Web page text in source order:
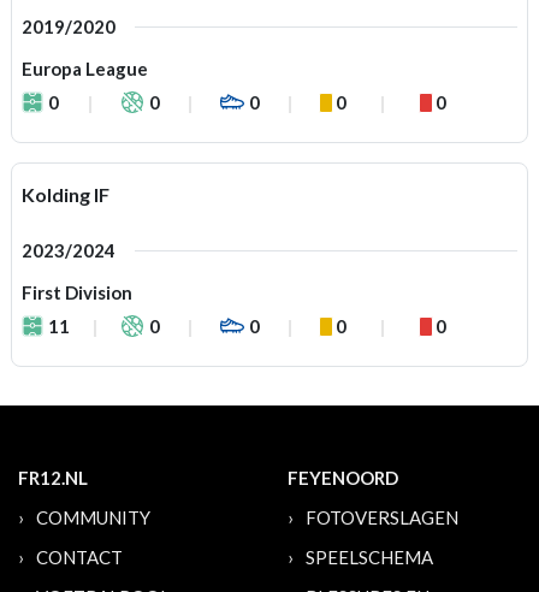
2019/2020
Europa League
0
0 0 0 0
Kolding IF
2023/2024
First Division
11
0 0 0 0
FR12.NL
COMMUNITY
CONTACT
FEYENOORD
FOTOVERSLAGEN
SPEELSCHEMA